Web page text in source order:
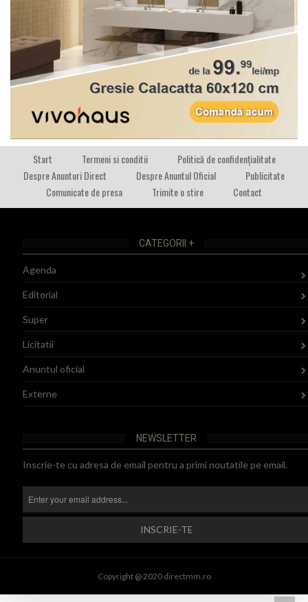
Start Termeni si conditii
Politică de confidențialitate
Despre Anunturi Direct
Despre Anuntul Oficial
Publicitate
Comunicate de presa
Trimite o stire Contact
CATEGORII +
Agenda
Editorial
Super
Licitatii
Anuntul oficial
Externe
NEWSLETTER
Inscrie-te cu adresa de email pentru a primi noutatile pe email.
Copyright @ 2020 directmm.ro